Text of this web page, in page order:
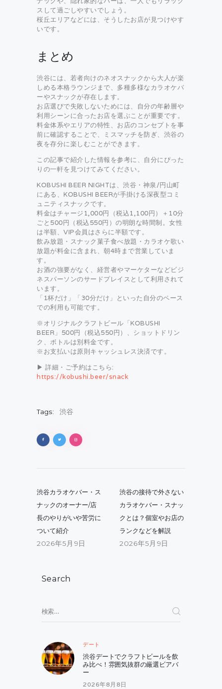
スして過ごしやすいでしょう。
桜丘エリアなどには、そうしたお店が見つけやす
いです。
まとめ
渋谷には、若者向けのネオスナックから大人が楽
しめる本格ラウンジまで、多種多様なカラオケバ
ーやスナックが存在します。
お店選びで失敗しないためには、自分の年齢層や
利用シーンに合ったお店を選ぶことが重要です。
料金体系やエリアの特性、お店のコンセプトを事
前に確認することで、ミスマッチを防ぎ、渋谷の
夜を存分に楽しむことができます。
この記事で紹介した情報を参考に、自分にぴった
りの一軒を見つけてみてください。
KOBUSHI BEER NIGHTは、渋谷・神泉/円山町
にある、KOBUSHI BEERが手掛ける深夜型コミ
ュニティスナックです。
料金はチャージ1,000円（税込1,100円）＋10分
ごと500円（税込550円）の明朗な時間制。女性
は半額、VIP会員はさらに半額です。
飲み放題・スナック菓子食べ放題・カラオケ歌い
放題が料金に含まれ、朝4時まで営業していま
す。
お酒の強要がなく、経営者やマーケターなどビジ
ネスパーソンのサードプレイスとして利用されて
います。
「1杯だけ」「30分だけ」といった自分のペース
での利用も可能です。
※オリジナルクラフトビール「KOBUSHI
BEER」500円（税込550円）、ショットドリン
ク、ボトルは別料金です。
※お支払いは原則キャッシュレス決済です。
▶ 詳細・ご予約はこちら:
https://kobushi.beer/snack
Tags: 渋谷
稿
ナ
ビ
ゲ
Previous
渋谷カラオケバー・ス
ナックのオーナー/店
長のやりがいや苦労に
ついて紹介
2026年5月9日
Next
渋谷の接待で外さない
カラオケバー・スナッ
クとは？個室やお店の
ランクなどを解説
2026年5月9日
Search
索:
デート
渋谷デートでクラフトビールを飲
み比べ！雰囲気抜群の厳選ビアバ
ー
2026年8月8日